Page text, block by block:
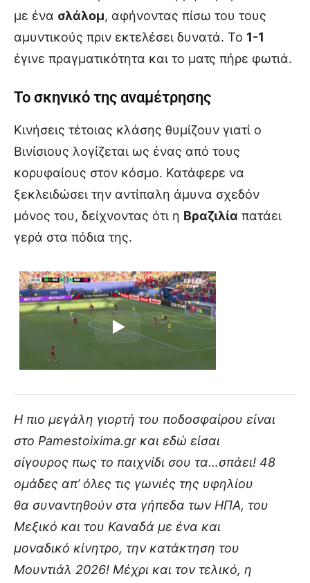
με ένα σλάλομ, αφήνοντας πίσω του τους
αμυντικούς πριν εκτελέσει δυνατά. Το 1-1
έγινε πραγματικότητα και το ματς πήρε φωτιά.
Το σκηνικό της αναμέτρησης
Κινήσεις τέτοιας κλάσης θυμίζουν γιατί ο
Βινίσιους λογίζεται ως ένας από τους
κορυφαίους στον κόσμο. Κατάφερε να
ξεκλειδώσει την αντίπαλη άμυνα σχεδόν
μόνος του, δείχνοντας ότι η Βραζιλία πατάει
γερά στα πόδια της.
Η πιο μεγάλη γιορτή του ποδοσφαίρου είναι
στο Pamestoixima.gr και εδώ είσαι
σίγουρος πως το παιχνίδι σου τα…σπάει! 48
ομάδες απ’ όλες τις γωνιές της υφηλίου
θα συναντηθούν στα γήπεδα των ΗΠΑ, του
Μεξικό και του Καναδά με ένα και
μοναδικό κίνητρο, την κατάκτηση του
Μουντιάλ 2026! Μέχρι και τον τελικό, η